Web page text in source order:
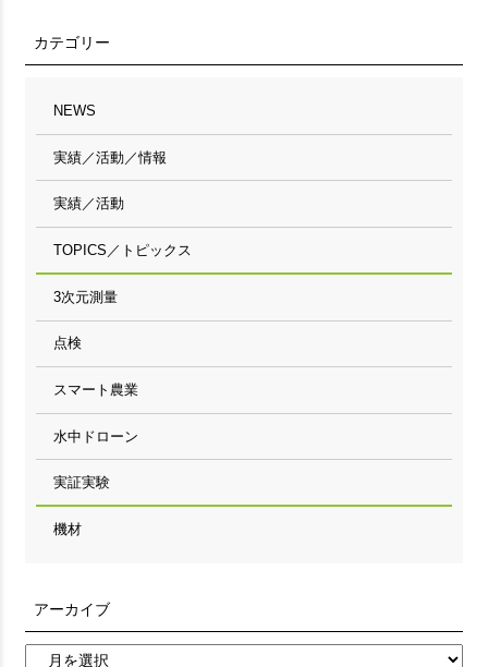
カテゴリー
NEWS
実績／活動／情報
実績／活動
TOPICS／トピックス
3次元測量
点検
スマート農業
水中ドローン
実証実験
機材
アーカイブ